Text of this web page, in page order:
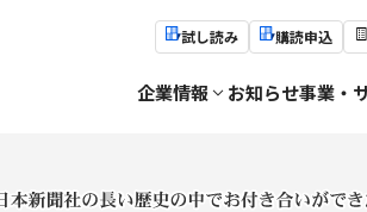
試し読み 購読申込
企業情報 お知らせ事業・